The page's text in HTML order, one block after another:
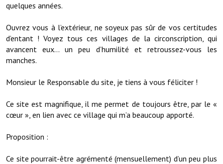
VOTRE MAIRIE
Elus et agents
L'équipe municipale
Note de synthèse financière
Rapport d'orientation budgétaire
quelques années.
Ouvrez vous à l’extérieur, ne soyeux pas sûr de vos certitudes
d’entant ! Voyez tous ces villages de la circonscription, qui
avancent eux… un peu d’humilité et retroussez-vous les
manches.
Monsieur le Responsable du site, je tiens à vous féliciter !
Ce site est magnifique, il me permet de toujours être, par le «
cœur », en lien avec ce village qui m’a beaucoup apporté.
Proposition :
Ce site pourrait-être agrémenté (mensuellement) d’un peu plus